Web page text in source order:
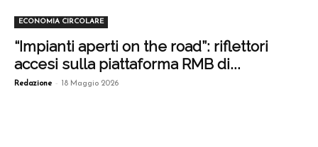
ECONOMIA CIRCOLARE
“Impianti aperti on the road”: riflettori
accesi sulla piattaforma RMB di...
Redazione - 18 Maggio 2026